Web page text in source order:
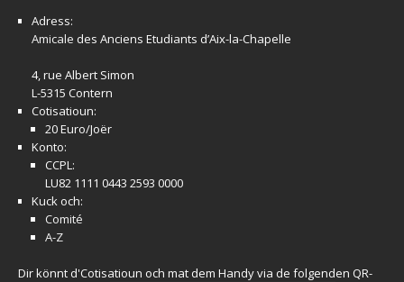
Adress:
Amicale des Anciens Etudiants d’Aix-la-Chapelle
4, rue Albert Simon
L-5315 Contern
Cotisatioun:
20 Euro/Joër
Konto:
CCPL:
LU82 1111 0443 2593 0000
Kuck och:
Comité
A-Z
Dir könnt d'Cotisatioun och mat dem Handy via de folgenden QR-